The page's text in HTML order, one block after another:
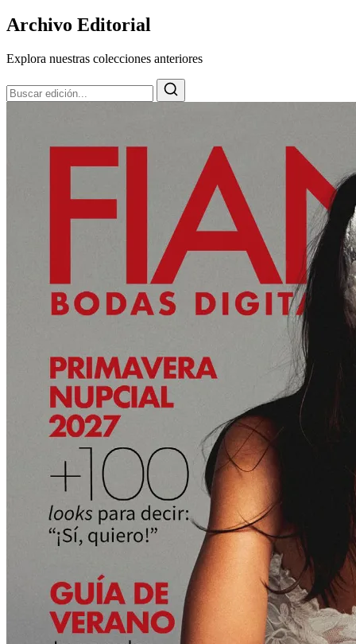
Archivo Editorial
Explora nuestras colecciones anteriores